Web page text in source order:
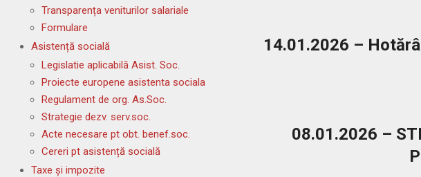
14.01.2026 –
08.01.2026 –
Transparența veniturilor salariale
Formulare
Asistență socială
Legislatie aplicabilă Asist. Soc.
Proiecte europene asistenta sociala
Regulament de org. As.Soc.
Strategie dezv. serv.soc.
Acte necesare pt obt. benef.soc.
Cereri pt asistență socială
Taxe și impozite